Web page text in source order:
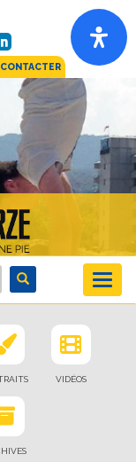
VIDÉOS